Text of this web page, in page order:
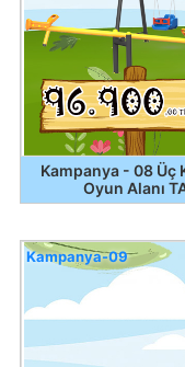
Kampanya - 08 Üç
Oyun Alanı
Kampanya-09